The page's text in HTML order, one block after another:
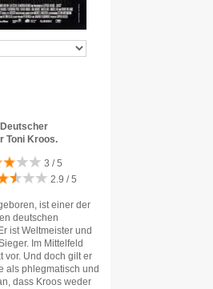
Toni Kroos.
3 / 5
2.9 / 5
ist einer der
deutschen
ist Weltmeister und
Im Mittelfeld
vor. Und doch gilt er
als phlegmatisch und
dass Kroos weder